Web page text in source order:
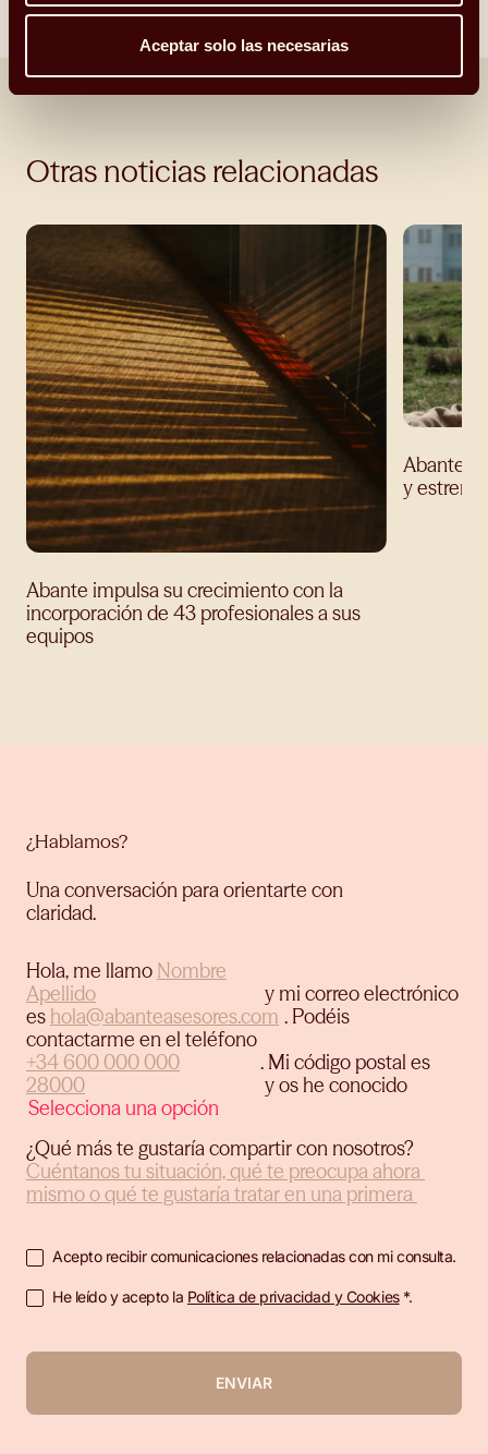
Aceptar solo las necesarias
Linkedin Facebook X Whatsapp Telegram Email
Otras noticias relacionadas
Abante impulsa su crecimiento con la
incorporación de 43 profesionales a sus
equipos
Abante
y estrena
¿Hablamos?
Una conversación para orientarte con
claridad.
Hola, me llamo
y mi correo electrónico
es
. Podéis
contactarme en el teléfono
. Mi código postal es
y os he conocido
¿Qué más te gustaría compartir con nosotros?
Acepto recibir comunicaciones relacionadas con mi consulta.
He leído y acepto la Política de privacidad y Cookies*.
ENVIAR